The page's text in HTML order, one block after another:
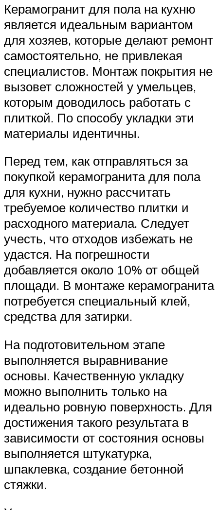
Керамогранит для пола на кухню
является идеальным вариантом
для хозяев, которые делают ремонт
самостоятельно, не привлекая
специалистов. Монтаж покрытия не
вызовет сложностей у умельцев,
которым доводилось работать с
плиткой. По способу укладки эти
материалы идентичны.
Перед тем, как отправляться за
покупкой керамогранита для пола
для кухни, нужно рассчитать
требуемое количество плитки и
расходного материала. Следует
учесть, что отходов избежать не
удастся. На погрешности
добавляется около 10% от общей
площади. В монтаже керамогранита
потребуется специальный клей,
средства для затирки.
На подготовительном этапе
выполняется выравнивание
основы. Качественную укладку
можно выполнить только на
идеально ровную поверхность. Для
достижения такого результата в
зависимости от состояния основы
выполняется штукатурка,
шпаклевка, создание бетонной
стяжки.